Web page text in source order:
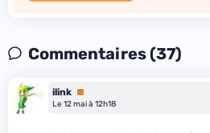
Commentaires (37)
ilink Premium
Le 12 mai à 12h18